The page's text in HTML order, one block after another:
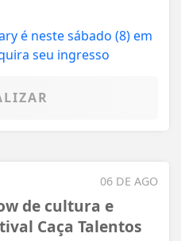
06 DE AGO
de cultura e
Caça Talentos